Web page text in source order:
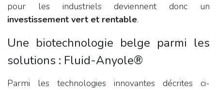
pour les industriels deviennent donc un
investissement vert et rentable.
Une biotechnologie belge parmi les
solutions : Fluid-Anyole®
Parmi les technologies innovantes décrites ci-